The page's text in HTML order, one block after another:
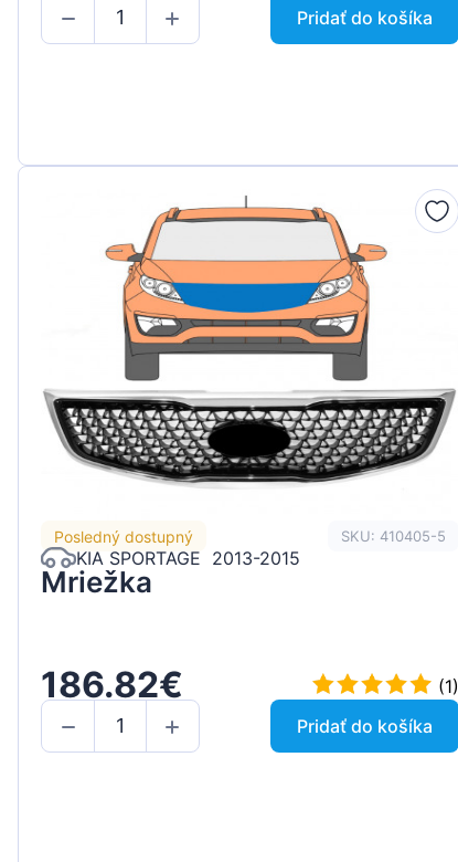
Pridať do košíka
Posledný dostupný SKU: 410405-5
KIA SPORTAGE 2013-2015
Mriežka
186.82€
(1)
Pridať do košíka